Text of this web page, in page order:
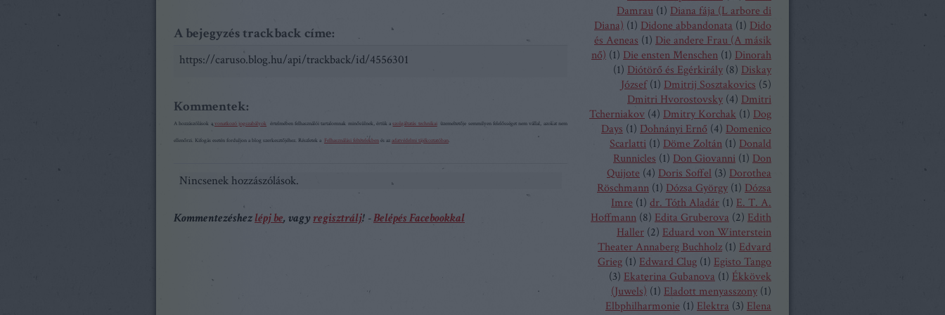
A bejegyzés trackback címe:
https://caruso.blog.hu/api/trackback/id/4556301
Kommentek:
A hozzászólások a vonatkozó jogszabályok értelmében felhasználói tartalomnak minősülnek, értük aszolgáltatás technikaiüzemeltetője semmilyen felelősséget nem vállal, azokat nem
ellenőrzi. Kifogás esetén forduljon a blog szerkesztőjéhez. Részletek a Felhasználási feltételekbenés azadatvédelmi tájékoztatóban
Nincsenek hozzászólások.
Kommentezéshezlépj be, vagyregisztrálj! ‐Belépés Facebookkal
Damrau (1) Diana fája (L arbore di
Diana) (1) Didone abbandonata (1) Dido
és Aeneas (1) Die andere Frau (A másik
nő) (1) Die ensten Menschen (1) Dinorah
(1) Diótörő és Egérkirály (8) Diskay
József (1) Dmitrij Sosztakovics (5)
Dmitri Hvorostovsky (4) Dmitri
Tcherniakov (4) Dmitry Korchak (1) Dog
Days (1) Dohnányi Ernő (4) Domenico
Scarlatti (1) Döme Zoltán (1) Donald
Runnicles (1) Don Giovanni (1) Don
Quijote (4) Doris Soffel (3) Dorothea
Röschmann (1) Dózsa György (1) Dózsa
Imre (1) dr. Tóth Aladár (1) E. T. A.
Hoffmann (8) Edita Gruberova (2) Edith
Haller (2) Eduard von Winterstein
Theater Annaberg Buchholz (1) Edvard
Grieg (1) Edward Clug (1) Egisto Tango
(3) Ekaterina Gubanova (1) Ékkövek
(Juwels) (1) Eladott menyasszony (1)
Elbphilharmonie (1) Elektra (3) Elena